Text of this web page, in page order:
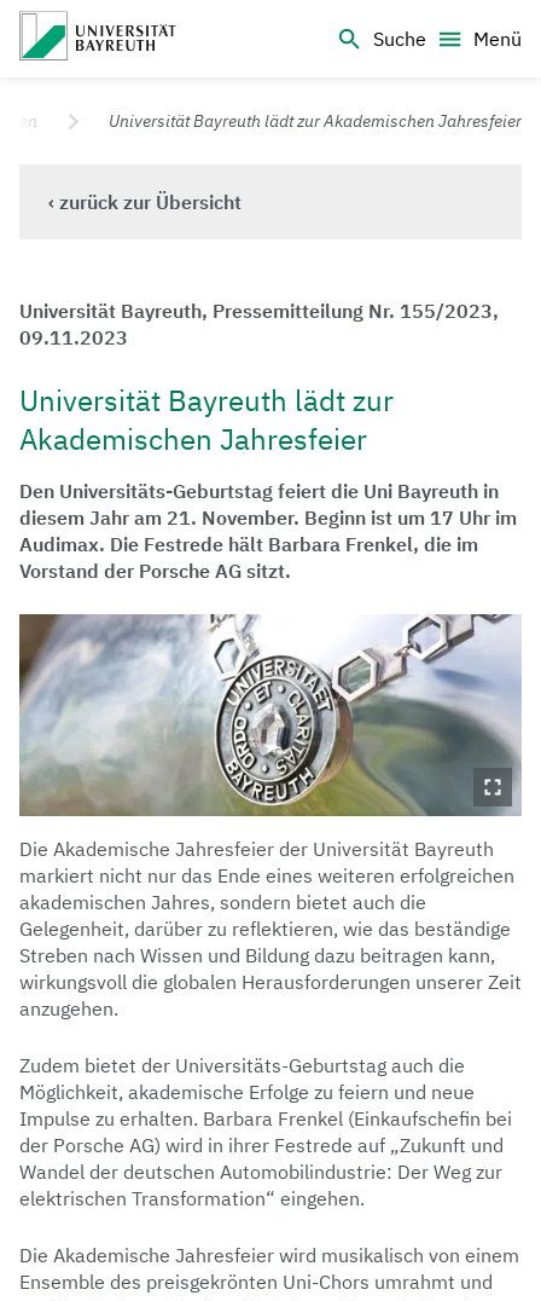
Suche
Menü
Universität Bayreuth – Deine Top-Campus-Uni
Universität Bayreuth lädt zur Akademischen Jahresfeier
‹ zurück zur Übersicht
Universität Bayreuth, Pressemitteilung Nr. 155/2023,
09.11.2023
Universität Bayreuth lädt zur
Akademischen Jahresfeier
Den Universitäts-Geburtstag feiert die Uni Bayreuth in
diesem Jahr am 21. November. Beginn ist um 17 Uhr im
Audimax. Die Festrede hält Barbara Frenkel, die im
Vorstand der Porsche AG sitzt.
Die Akademische Jahresfeier der Universität Bayreuth
markiert nicht nur das Ende eines weiteren erfolgreichen
akademischen Jahres, sondern bietet auch die
Gelegenheit, darüber zu reflektieren, wie das beständige
Streben nach Wissen und Bildung dazu beitragen kann,
wirkungsvoll die globalen Herausforderungen unserer Zeit
anzugehen.
Zudem bietet der Universitäts-Geburtstag auch die
Möglichkeit, akademische Erfolge zu feiern und neue
Impulse zu erhalten. Barbara Frenkel (Einkaufschefin bei
der Porsche AG) wird in ihrer Festrede auf „Zukunft und
Wandel der deutschen Automobilindustrie: Der Weg zur
elektrischen Transformation“ eingehen.
Die Akademische Jahresfeier wird musikalisch von einem
Ensemble des preisgekrönten Uni-Chors umrahmt und